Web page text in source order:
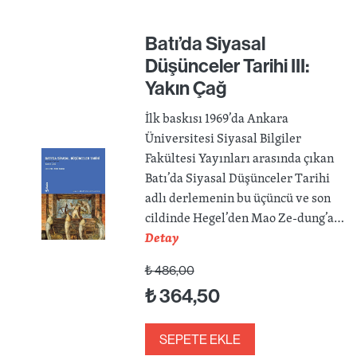
Batı’da Siyasal
Düşünceler Tarihi III:
Yakın Çağ
İlk baskısı 1969’da Ankara
Üniversitesi Siyasal Bilgiler
Fakültesi Yayınları arasında çıkan
Batı’da Siyasal Düşünceler Tarihi
adlı derlemenin bu üçüncü ve son
cildinde Hegel’den Mao Ze-dung’a…
Detay
₺486,00
₺364,50
SEPETE EKLE